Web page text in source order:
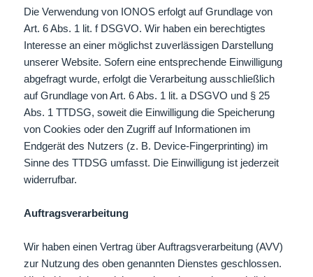
Die Verwendung von IONOS erfolgt auf Grundlage von
Art. 6 Abs. 1 lit. f DSGVO. Wir haben ein berechtigtes
Interesse an einer möglichst zuverlässigen Darstellung
unserer Website. Sofern eine entsprechende Einwilligung
abgefragt wurde, erfolgt die Verarbeitung ausschließlich
auf Grundlage von Art. 6 Abs. 1 lit. a DSGVO und § 25
Abs. 1 TTDSG, soweit die Einwilligung die Speicherung
von Cookies oder den Zugriff auf Informationen im
Endgerät des Nutzers (z. B. Device-Fingerprinting) im
Sinne des TTDSG umfasst. Die Einwilligung ist jederzeit
widerrufbar.
Auftragsverarbeitung
Wir haben einen Vertrag über Auftragsverarbeitung (AVV)
zur Nutzung des oben genannten Dienstes geschlossen.